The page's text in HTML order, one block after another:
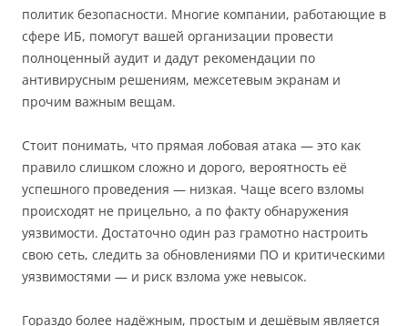
политик безопасности. Многие компании, работающие в
сфере ИБ, помогут вашей организации провести
полноценный аудит и дадут рекомендации по
антивирусным решениям, межсетевым экранам и
прочим важным вещам.
Стоит понимать, что прямая лобовая атака — это как
правило слишком сложно и дорого, вероятность её
успешного проведения — низкая. Чаще всего взломы
происходят не прицельно, а по факту обнаружения
уязвимости. Достаточно один раз грамотно настроить
свою сеть, следить за обновлениями ПО и критическими
уязвимостями — и риск взлома уже невысок.
Гораздо более надёжным, простым и дешёвым является